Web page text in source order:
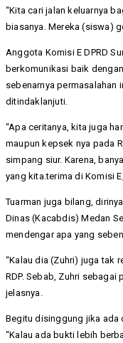
“Kita cari jalan keluarnya
biasanya. Mereka (siswa)
Anggota Komisi E DPRD
berkomunikasi baik
sebenarnya permasalahan
ditindaklanjuti.
“Apa ceritanya, kita juga
maupun kepsek nya pada
simpang siur. Karena,
yang kita.terima di Komisi
Tuarman juga bilang,
Dinas (Kacabdis) Medan
mendengar apa yang
“Kalau dia (Zuhri) juga tak
RDP. Sebab, Zuhri
jelasnya.
Begitu disinggung jika ada
“Kalau ada bukti lebih